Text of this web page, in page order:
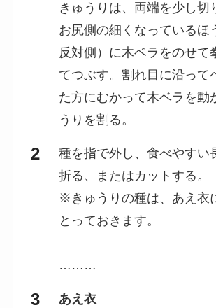
きゅうりは、両端を少し切
お尻側の細くなっているほ
反対側）に木ベラをのせて
てつぶす。割れ目に沿って
た方にむかって木ベラを動
うりを割る。
種を指で外し、食べやすい
折る、またはカットする。
※きゅうりの種は、あえ衣
とっておきます。
………
あえ衣